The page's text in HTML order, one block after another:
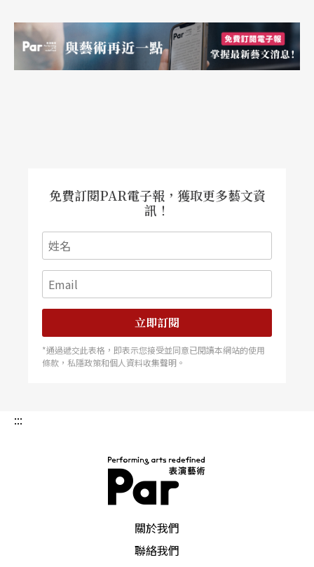
免費訂閱PAR電子報，獲取更多藝文資
訊！
立即訂閱
*通過遞交此表格，即表示您接受並同意已閱讀本網站的使用
條款，私隱政策和個人資料收集聲明。
:::
關於我們
聯絡我們